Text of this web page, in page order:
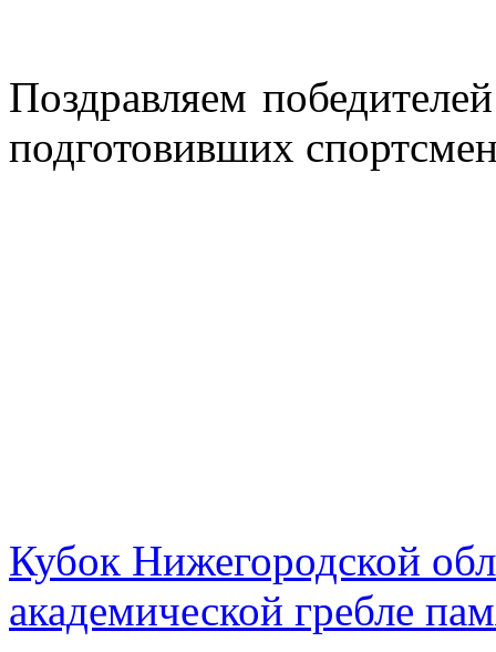
Поздравляем
подготовивших
Кубок Нижегородской
академической гребле